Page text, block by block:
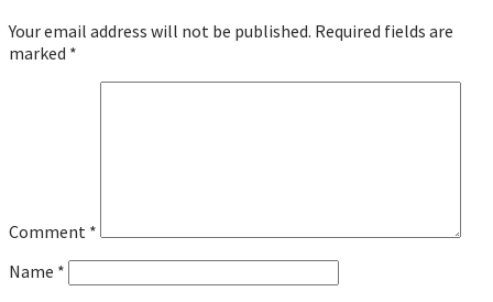
Your email address will not be published. Required fields are
marked *
Comment *
Name *